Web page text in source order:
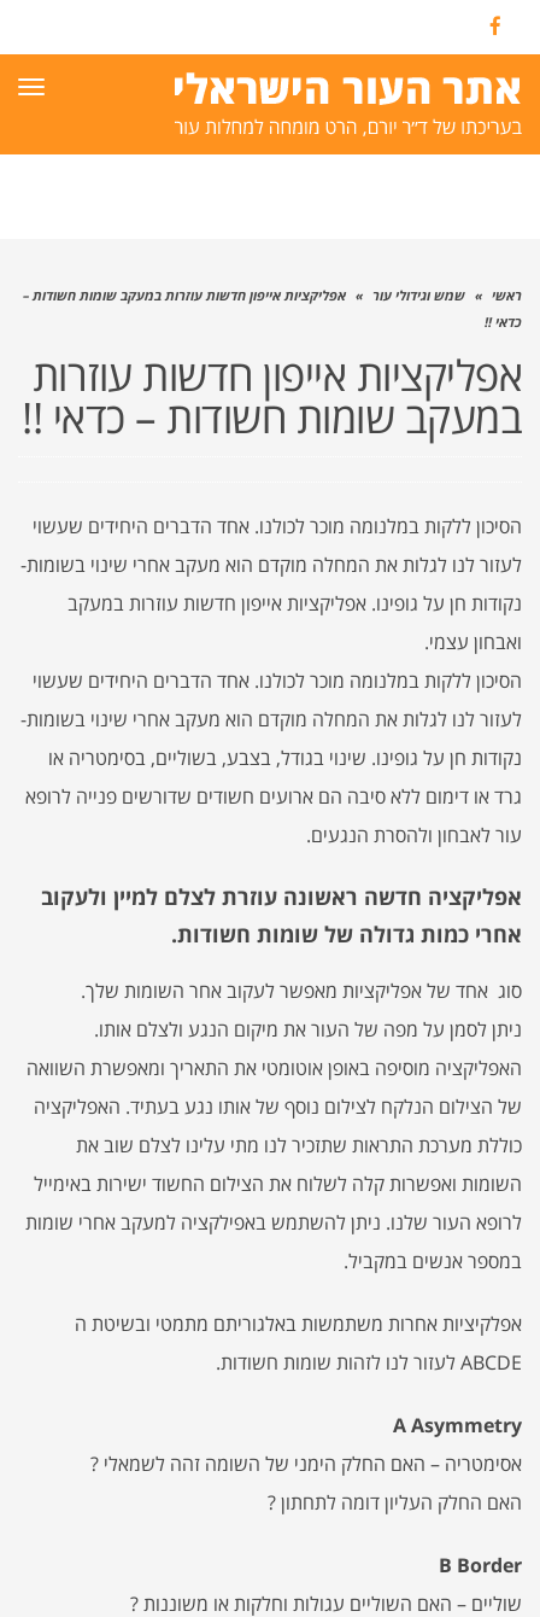
Facebook
ראשי » שמש וגידולי עור » אפליקציות אייפון חדשות עוזרות במעקב שומות חשודות –
כדאי !!
אפליקציות אייפון חדשות עוזרות
במעקב שומות חשודות – כדאי !!
הסיכון ללקות במלנומה מוכר לכולנו. אחד הדברים היחידים שעשוי
לעזור לנו לגלות את המחלה מוקדם הוא מעקב אחרי שינוי בשומות-
נקודות חן על גופינו. אפליקציות אייפון חדשות עוזרות במעקב
ואבחון עצמי.
הסיכון ללקות במלנומה מוכר לכולנו. אחד הדברים היחידים שעשוי
לעזור לנו לגלות את המחלה מוקדם הוא מעקב אחרי שינוי בשומות-
נקודות חן על גופינו. שינוי בגודל, בצבע, בשוליים, בסימטריה או
גרד או דימום ללא סיבה הם ארועים חשודים שדורשים פנייה לרופא
עור לאבחון ולהסרת הנגעים.
אפליקציה חדשה ראשונה עוזרת לצלם למיין ולעקוב
אחרי כמות גדולה של שומות חשודות.
סוג אחד של אפליקציות מאפשר לעקוב אחר השומות שלך.
ניתן לסמן על מפה של העור את מיקום הנגע ולצלם אותו.
האפליקציה מוסיפה באופן אוטומטי את התאריך ומאפשרת השוואה
של הצילום הנלקח לצילום נוסף של אותו נגע בעתיד. האפליקציה
כוללת מערכת התראות שתזכיר לנו מתי עלינו לצלם שוב את
השומות ואפשרות קלה לשלוח את הצילום החשוד ישירות באימייל
לרופא העור שלנו. ניתן להשתמש באפילקציה למעקב אחרי שומות
במספר אנשים במקביל.
אפלקיציות אחרות משתמשות באלגוריתם מתמטי ובשיטת ה
ABCDE לעזור לנו לזהות שומות חשודות.
A Asymmetry
אסימטריה – האם החלק הימני של השומה זהה לשמאלי ?
האם החלק העליון דומה לתחתון ?
B Border
שוליים – האם השוליים עגולות וחלקות או משוננות ?